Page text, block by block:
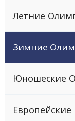
Летние
Зимние
Юношеские
Европейские